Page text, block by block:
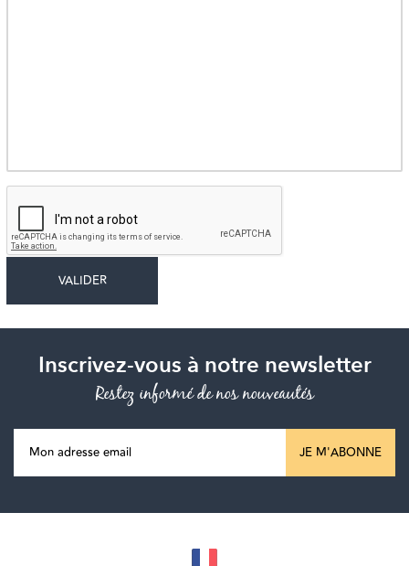
Inscrivez-vous à notre newsletter
Restez informé de nos nouveautés
JE M'ABONNE